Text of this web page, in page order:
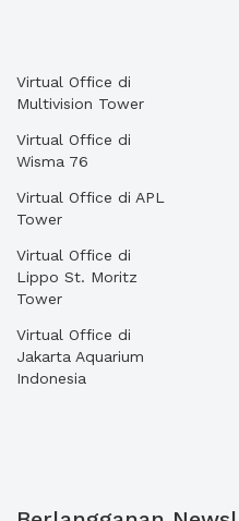
Virtual Office di
Multivision Tower
Virtual Office di
Wisma 76
Virtual Office di APL
Tower
Virtual Office di
Lippo St. Moritz
Tower
Virtual Office di
Jakarta Aquarium
Indonesia